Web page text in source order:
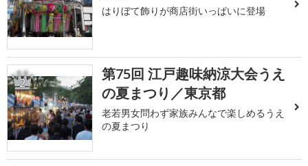
はりぼて飾りが商店街いっぱいに登場
2
第75回 江戸趣味納涼大会うえ
の夏まつり／東京都
老若男女問わず家族みんなで楽しめるうえ
の夏まつり